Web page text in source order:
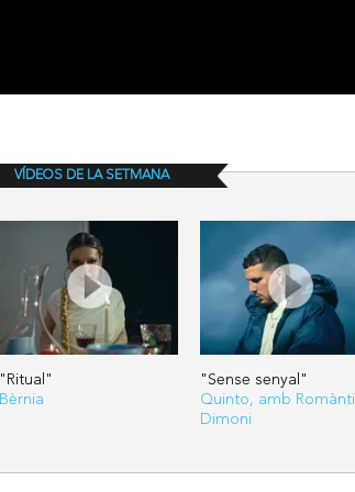
VÍDEOS DE LA SETMANA
"Ritual"
Bèrnia
"Sense senyal"
Quinto, amb
Dimoni